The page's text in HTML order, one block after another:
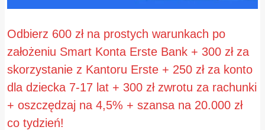
Odbierz 600 zł na prostych warunkach po
założeniu Smart Konta Erste Bank + 300 zł za
skorzystanie z Kantoru Erste + 250 zł za konto
dla dziecka 7-17 lat + 300 zł zwrotu za rachunki
+ oszczędzaj na 4,5% + szansa na 20.000 zł
co tydzień!